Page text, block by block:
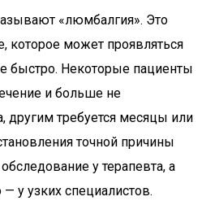
«люмбалгия». Это
которое может проявляться
быстро. Некоторые пациенты
и больше не
требуется месяцы или
точной причины
у терапевта, а
у узких специалистов.